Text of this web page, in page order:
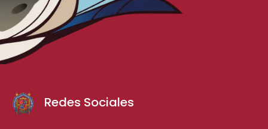
Redes Sociales